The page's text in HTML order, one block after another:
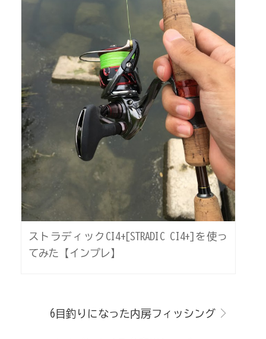
ストラディックCI4+[STRADIC CI4+]を使っ
てみた【インプレ】
6目釣りになった内房フィッシング